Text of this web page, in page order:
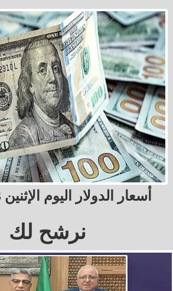
أسعار الدولار اليوم الإثنين 3 أغسطس
نرشح لك